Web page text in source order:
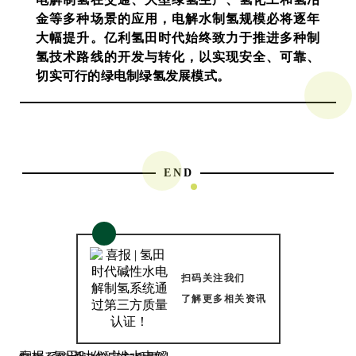
金等多种场景的应用，电解水制氢规模必将逐年
大幅提升。亿利氢田时代始终致力于推进多种制
氢技术路线的开发与转化，以实现安全、可靠、
切实可行的绿电制绿氢发展模式。
END
扫码关注我们
了解更多相关资讯